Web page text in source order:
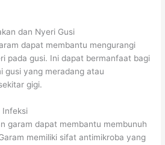
dan Nyeri Gusi
dapat membantu mengurangi
pada gusi. Ini dapat bermanfaat bagi
gusi yang meradang atau
gigi.
Infeksi
garam dapat membantu membunuh
memiliki sifat antimikroba yang